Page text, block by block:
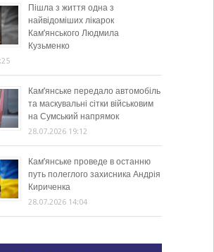
Пішла з життя одна з
найвідоміших лікарок
Кам’янського Людмила
Кузьменко
Кам’янське передало автомобіль
та маскувальні сітки військовим
на Сумський напрямок
28.07.2026 19:12
Кам’янське проведе в останню
путь полеглого захисника Андрія
Кириченка
28.07.2026 14:04